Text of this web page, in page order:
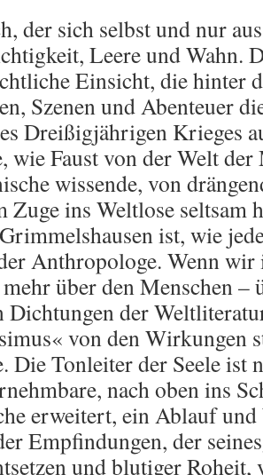
der sich selbst und nur
Leere und Wahn.
Einsicht, die hinter
Szenen und Abenteuer
Dreißigjährigen Krieges
wie Faust von der Welt
wissende, von
Zuge ins Weltlose seltsam
ist, wie
Anthropologe. Wenn wir
über den Menschen –
Dichtungen der
von den Wirkungen
Die Tonleiter der Seele ist
nach oben ins
erweitert, ein Ablauf und
Empfindungen, der
und blutiger